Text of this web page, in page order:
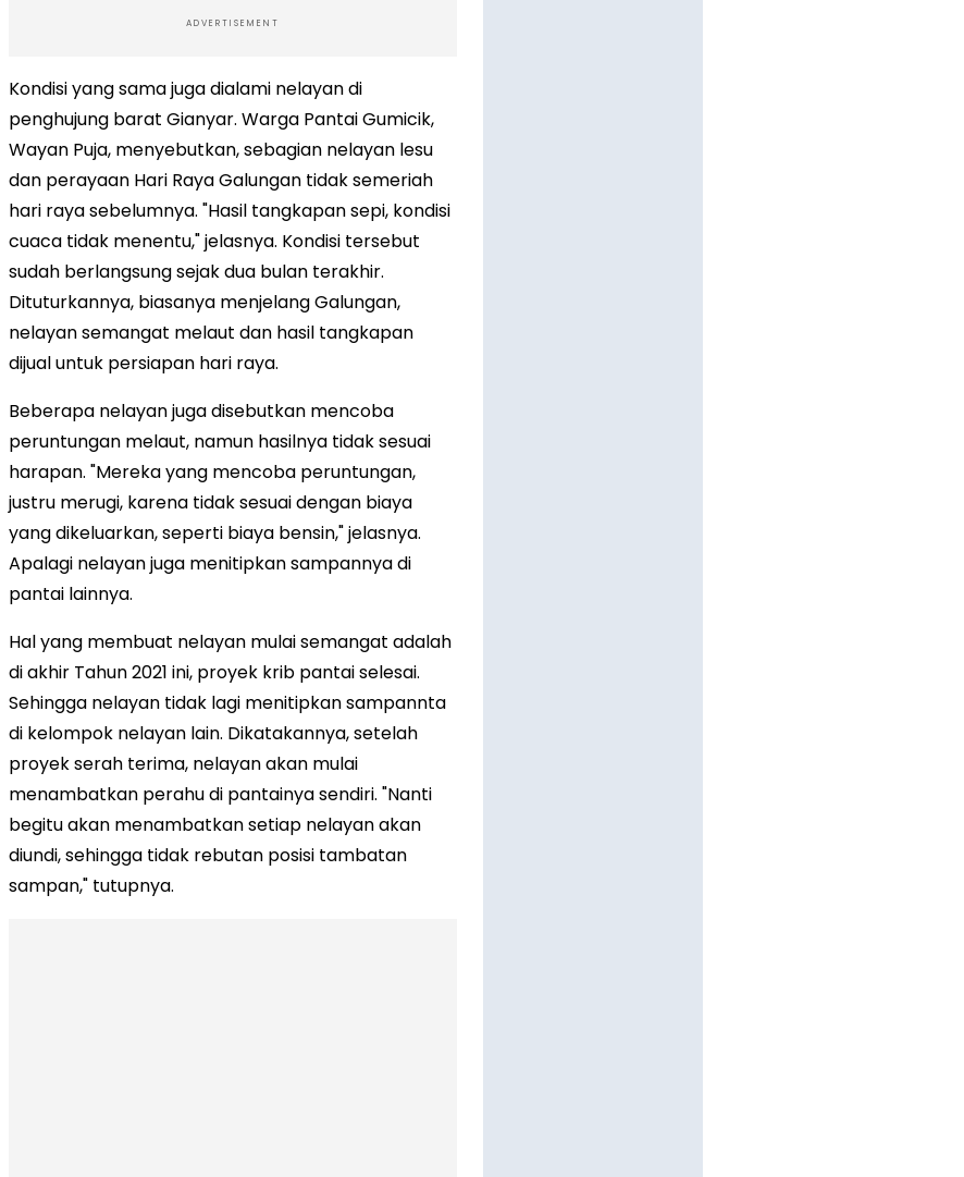
ADVERTISEMENT
Kondisi yang sama juga dialami nelayan di
penghujung barat Gianyar. Warga Pantai Gumicik,
Wayan Puja, menyebutkan, sebagian nelayan lesu
dan perayaan Hari Raya Galungan tidak semeriah
hari raya sebelumnya. "Hasil tangkapan sepi, kondisi
cuaca tidak menentu," jelasnya. Kondisi tersebut
sudah berlangsung sejak dua bulan terakhir.
Dituturkannya, biasanya menjelang Galungan,
nelayan semangat melaut dan hasil tangkapan
dijual untuk persiapan hari raya.
Beberapa nelayan juga disebutkan mencoba
peruntungan melaut, namun hasilnya tidak sesuai
harapan. "Mereka yang mencoba peruntungan,
justru merugi, karena tidak sesuai dengan biaya
yang dikeluarkan, seperti biaya bensin," jelasnya.
Apalagi nelayan juga menitipkan sampannya di
pantai lainnya.
Hal yang membuat nelayan mulai semangat adalah
di akhir Tahun 2021 ini, proyek krib pantai selesai.
Sehingga nelayan tidak lagi menitipkan sampannta
di kelompok nelayan lain. Dikatakannya, setelah
proyek serah terima, nelayan akan mulai
menambatkan perahu di pantainya sendiri. "Nanti
begitu akan menambatkan setiap nelayan akan
diundi, sehingga tidak rebutan posisi tambatan
sampan," tutupnya.